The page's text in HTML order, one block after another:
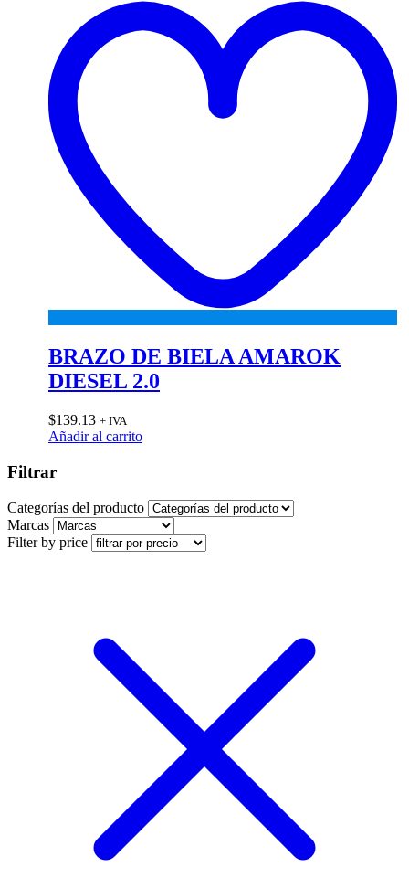
BRAZO DE BIELA AMAROK
DIESEL 2.0
$139.13 + IVA
Añadir al carrito
Filtrar
Categorías del producto
Marcas
Filter by price